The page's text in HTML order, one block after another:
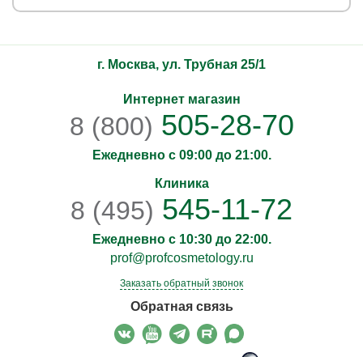
г. Москва, ул. Трубная 25/1
Интернет магазин
8 (800) 505-28-70
Ежедневно с 09:00 до 21:00.
Клиника
8 (495) 545-11-72
Ежедневно с 10:30 до 22:00.
prof@profcosmetology.ru
Заказать обратный звонок
Обратная связь